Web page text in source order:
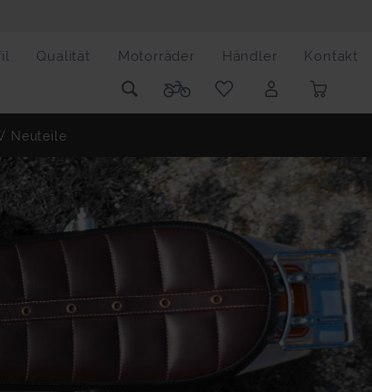
Qualität Motorräder Händler Kontakt
Neuteile